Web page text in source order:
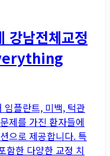
강남전체교정
플란트, 미백, 턱관
제를 가진 환자들에
으로 제공합니다. 특
함한 다양한 교정 치